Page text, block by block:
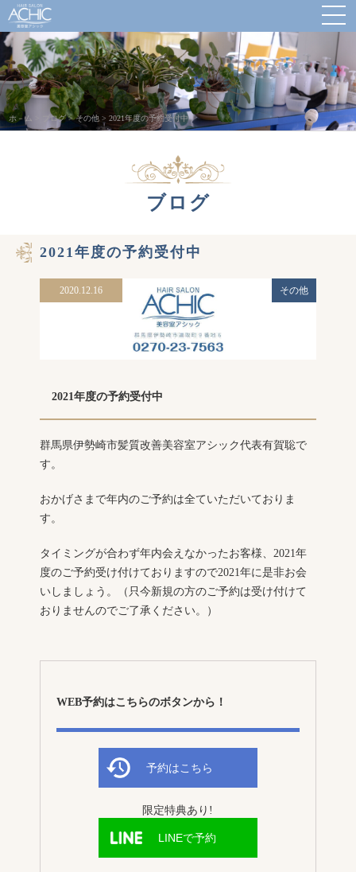
ホ－ム ブログ>その他 >2021年度の予約受付中
ブログ
2021年度の予約受付中
2020.12.16 その他
2021年度の予約受付中
群馬県伊勢崎市髪質改善美容室アシック代表有賀聡で
す。
おかげさまで年内のご予約は全ていただいておりま
す。
タイミングが合わず年内会えなかったお客様、2021年
度のご予約受け付けておりますので2021年に是非お会
いしましょう。（只今新規の方のご予約は受け付けて
おりませんのでご了承ください。）
WEB予約はこちらのボタンから！
予約はこちら
限定特典あり!
LINEで予約